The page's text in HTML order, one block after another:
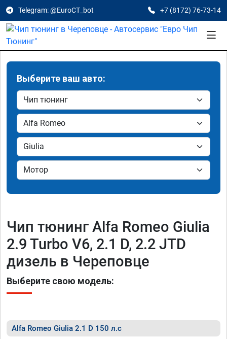
Telegram: @EuroCT_bot +7 (8172) 76-73-14
Выберите ваш авто:
Чип тюнинг Alfa Romeo Giulia
2.9 Turbo V6, 2.1 D, 2.2 JTD
дизель в Череповце
Выберите свою модель:
Alfa Romeo Giulia 2.1 D 150 л.с